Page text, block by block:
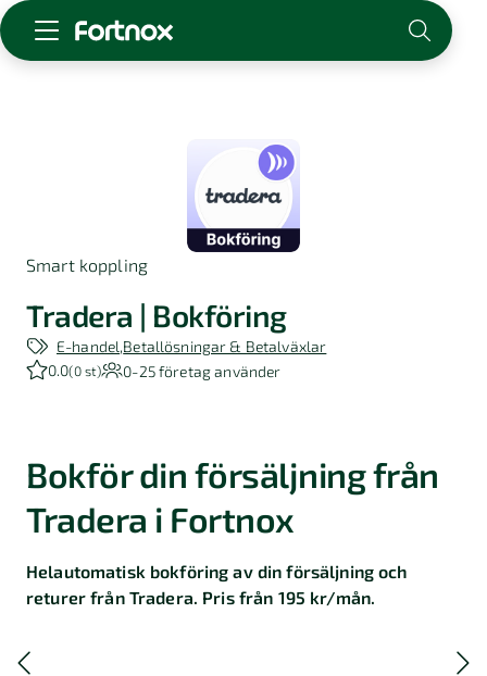
För redovisningsbyrån
Kunskap & inspiration
Logga in
Om Fortnox
Karriär
Kontakt
Smart koppling
Tradera | Bokföring
E-handel Betallösningar & Betalväxlar
0.0(0 st) 0-25företag använder
Bokför din försäljning från
Tradera i Fortnox
Helautomatisk bokföring av din försäljning och
returer från Tradera. Pris från 195 kr/mån.